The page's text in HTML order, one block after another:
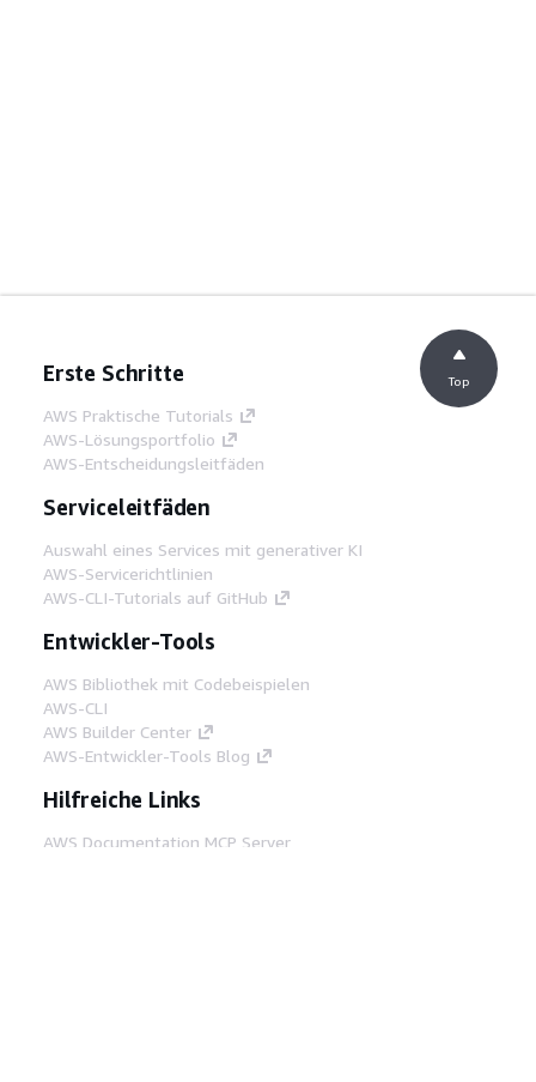
Erste Schritte
AWS Praktische Tutorials
AWS-Lösungsportfolio
AWS-Entscheidungsleitfäden
Serviceleitfäden
Auswahl eines Services mit generativer KI
AWS-Servicerichtlinien
AWS-CLI-Tutorials auf GitHub
Entwickler-Tools
AWS Bibliothek mit Codebeispielen
AWS-CLI
AWS Builder Center
AWS-Entwickler-Tools Blog
Hilfreiche Links
AWS Documentation MCP Server
Top